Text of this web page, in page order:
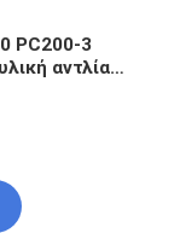
PC200-3
αντλία